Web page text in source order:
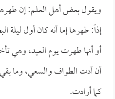
ويقول بعض أهل العلم: إن طهرها
إذاً: طهرها إما أنه كان أول ليلة
أو أنها طهرت يوم العيد، وهي
أن أدت الطواف والسعي، وما بقي
كما أرادت.